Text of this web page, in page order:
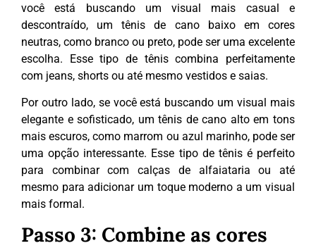
você está buscando um visual mais casual e
descontraído, um tênis de cano baixo em cores
neutras, como branco ou preto, pode ser uma excelente
escolha. Esse tipo de tênis combina perfeitamente
com jeans, shorts ou até mesmo vestidos e saias.
Por outro lado, se você está buscando um visual mais
elegante e sofisticado, um tênis de cano alto em tons
mais escuros, como marrom ou azul marinho, pode ser
uma opção interessante. Esse tipo de tênis é perfeito
para combinar com calças de alfaiataria ou até
mesmo para adicionar um toque moderno a um visual
mais formal.
Passo 3: Combine as cores